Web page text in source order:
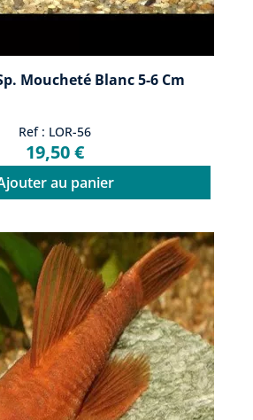
Moucheté Blanc 5-6 Cm
Ref : LOR-56
19,50 €
au panier